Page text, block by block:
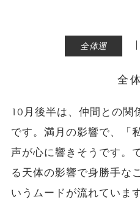
全体運 |
全
10月後半は、仲間との関
です。満月の影響で、「
声が心に響きそうです。
る天体の影響で身勝手な
いうムードが流れていま